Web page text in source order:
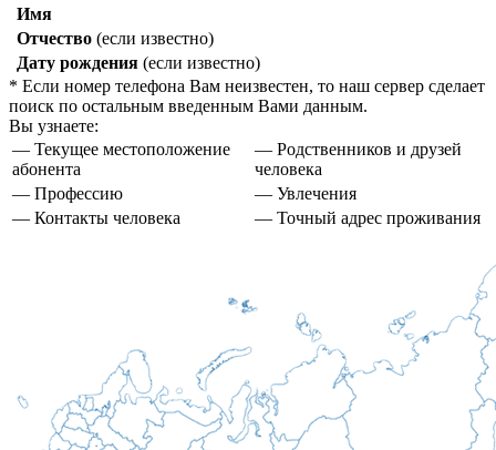
Имя
Отчество (если известно)
Дату рождения (если известно)
* Если номер телефона Вам неизвестен, то наш сервер сделает
поиск по остальным введенным Вами данным.
Вы узнаете:
— Текущее местоположение
абонента
— Родственников и друзей
человека
— Профессию
— Увлечения
— Контакты человека
— Точный адрес проживания